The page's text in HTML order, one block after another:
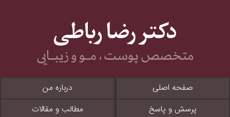
صفحه اصلی
درباره من
پرسش و پاسخ
مطالب و مقالات